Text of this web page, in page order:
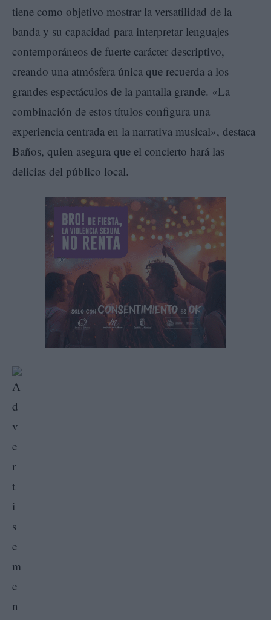
tiene como objetivo mostrar la versatilidad de la
banda y su capacidad para interpretar lenguajes
contemporáneos de fuerte carácter descriptivo,
creando una atmósfera única que recuerda a los
grandes espectáculos de la pantalla grande. «La
combinación de estos títulos configura una
experiencia centrada en la narrativa musical», destaca
Baños, quien asegura que el concierto hará las
delicias del público local.